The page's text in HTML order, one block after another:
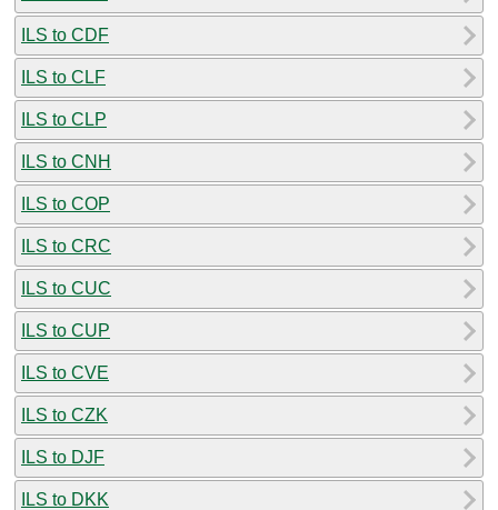
ILS to CDF
ILS to CLF
ILS to CLP
ILS to CNH
ILS to COP
ILS to CRC
ILS to CUC
ILS to CUP
ILS to CVE
ILS to CZK
ILS to DJF
ILS to DKK